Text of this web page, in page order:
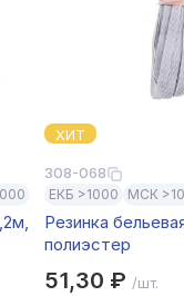
ХИТ
308-068
ЕКБ >1000 МСК
Резинка
полиэстер
51,30 ₽ /шт.